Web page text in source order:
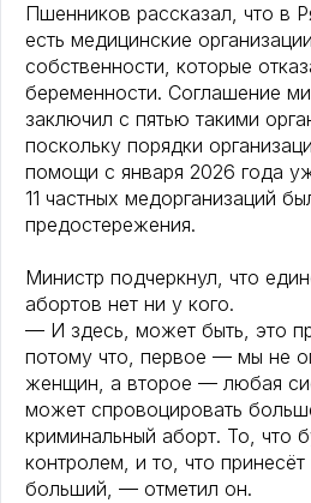
Пшенников рассказал, что в
есть медицинские
собственности, которые
беременности. Соглашение
заключил с пятью такими
поскольку порядки
помощи с января 2026 года
11 частных медорганизаций
предостережения.
Министр подчеркнул, что
абортов нет ни у кого.
— И здесь, может быть, это
потому что, первое — мы не
женщин, а второе — любая
может спровоцировать
криминальный аборт. То, что
контролем, и то, что
больший, — отметил он.